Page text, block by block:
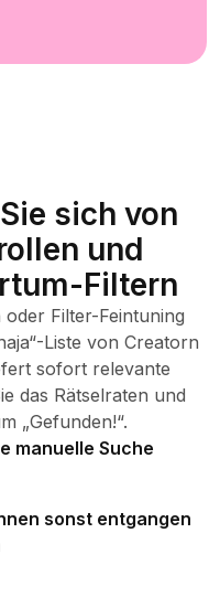
sich von
und
Filtern
Filter-Feintuning
Liste von Creatorn
sofort relevante
das Rätselraten und
„Gefunden!“.
manuelle Suche
sonst entgangen